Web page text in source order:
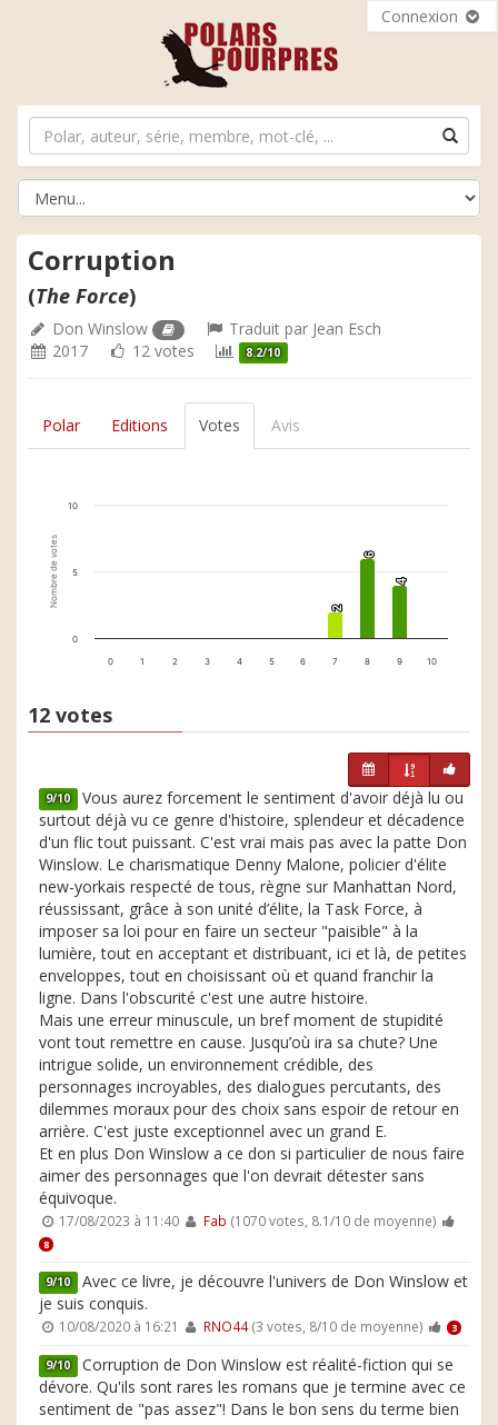
Connexion
Corruption
(The Force)
Don Winslow Traduit par Jean Esch
2017
12 votes 8.2/10
Polar Editions Votes Avis
Nombre de votes 2
2
6
6
4
4
0 1 2 3 4 5 6 7 8 9 10
0
5
10
12 votes
9/10 Vous aurez forcement le sentiment d'avoir déjà lu ou
surtout déjà vu ce genre d'histoire, splendeur et décadence
d'un flic tout puissant. C'est vrai mais pas avec la patte Don
Winslow. Le charismatique Denny Malone, policier d'élite
new-yorkais respecté de tous, règne sur Manhattan Nord,
réussissant, grâce à son unité d’élite, la Task Force, à
imposer sa loi pour en faire un secteur "paisible" à la
lumière, tout en acceptant et distribuant, ici et là, de petites
enveloppes, tout en choisissant où et quand franchir la
ligne. Dans l'obscurité c'est une autre histoire.
Mais une erreur minuscule, un bref moment de stupidité
vont tout remettre en cause. Jusqu’où ira sa chute? Une
intrigue solide, un environnement crédible, des
personnages incroyables, des dialogues percutants, des
dilemmes moraux pour des choix sans espoir de retour en
arrière. C'est juste exceptionnel avec un grand E.
Et en plus Don Winslow a ce don si particulier de nous faire
aimer des personnages que l'on devrait détester sans
équivoque.
17/08/2023 à 11:40 Fab (1070 votes, 8.1/10 de moyenne)
8
9/10 Avec ce livre, je découvre l'univers de Don Winslow et
je suis conquis.
10/08/2020 à 16:21 RNO44(3 votes, 8/10 de moyenne) 3
9/10 Corruption de Don Winslow est réalité-fiction qui se
dévore. Qu'ils sont rares les romans que je termine avec ce
sentiment de "pas assez"! Dans le bon sens du terme bien